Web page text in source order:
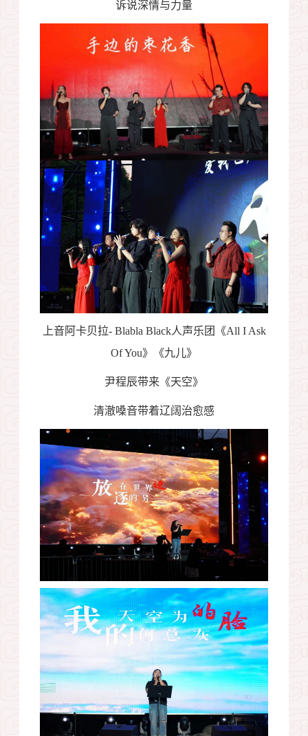
诉说深情与力量
上音阿卡贝拉- Blabla Black人声乐团《All I Ask
Of You》《九儿》
尹程辰带来《天空》
清澈嗓音带着辽阔治愈感